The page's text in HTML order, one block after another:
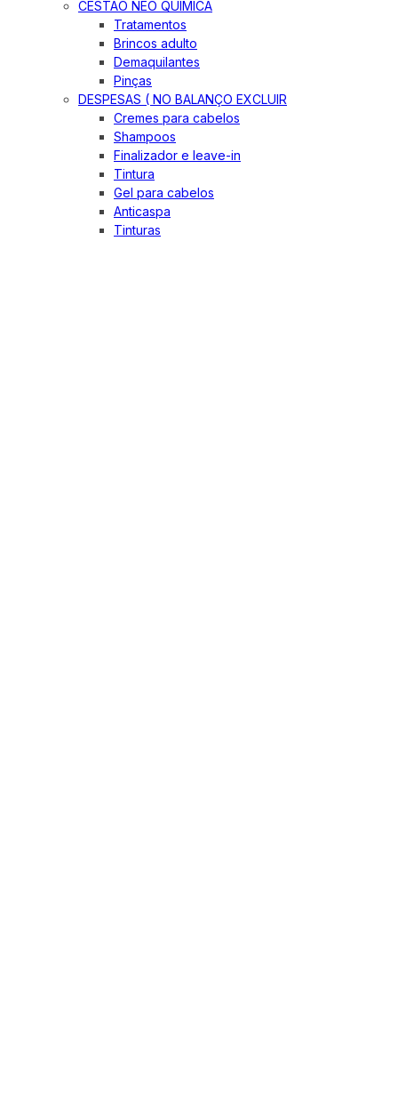
CESTÃO NEO QUIMICA
Tratamentos
Brincos adulto
Demaquilantes
Pinças
DESPESAS ( NO BALANÇO EXCLUIR
Cremes para cabelos
Shampoos
Finalizador e leave-in
Tintura
Gel para cabelos
Anticaspa
Tinturas